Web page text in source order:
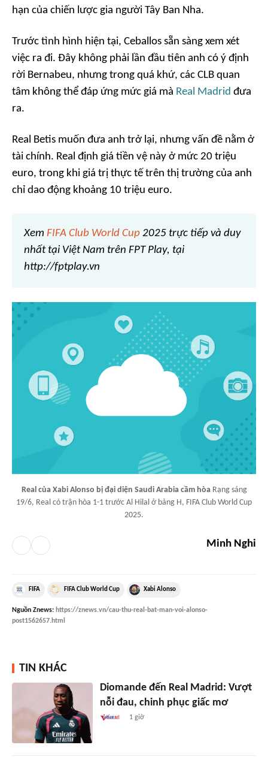
hạn của chiến lược gia người Tây Ban Nha.
Trước tình hình hiện tại, Ceballos sẵn sàng xem xét
việc ra đi. Đây không phải lần đầu tiên anh có ý định
rời Bernabeu, nhưng trong quá khứ, các CLB quan
tâm không thể đáp ứng mức giá mà Real Madrid đưa
ra.
Real Betis muốn đưa anh trở lại, nhưng vấn đề nằm ở
tài chính. Real định giá tiền vệ này ở mức 20 triệu
euro, trong khi giá trị thực tế trên thị trường của anh
chỉ dao động khoảng 10 triệu euro.
Xem FIFA Club World Cup 2025 trực tiếp và duy
nhất tại Việt Nam trên FPT Play, tại
http://fptplay.vn
Real của Xabi Alonso bị đại diện Saudi Arabia cầm hòaRạng sáng
19/6, Real có trận hòa 1-1 trước Al Hilal ở bảng H, FIFA Club World Cup
2025.
Minh Nghi
FIFA FIFA Club World Cup Xabi Alonso
Nguồn Znews: https://znews.vn/cau-thu-real-bat-man-voi-alonso-
post1562657.html
TIN KHÁC
Diomande đến Real Madrid: Vượt
nỗi đau, chinh phục giấc mơ
1 giờ